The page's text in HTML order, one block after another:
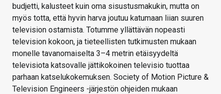
budjetti, kalusteet kuin oma sisustusmakukin, mutta on
myös totta, että hyvin harva joutuu katumaan liian suuren
television ostamista. Totumme yllättävän nopeasti
television kokoon, ja tieteellisten tutkimusten mukaan
monelle tavanomaiselta 3–4 metrin etäisyydeltä
televisiota katsovalle jättikokoinen televisio tuottaa
parhaan katselukokemuksen. Society of Motion Picture &
Television Engineers -järjestön ohjeiden mukaan